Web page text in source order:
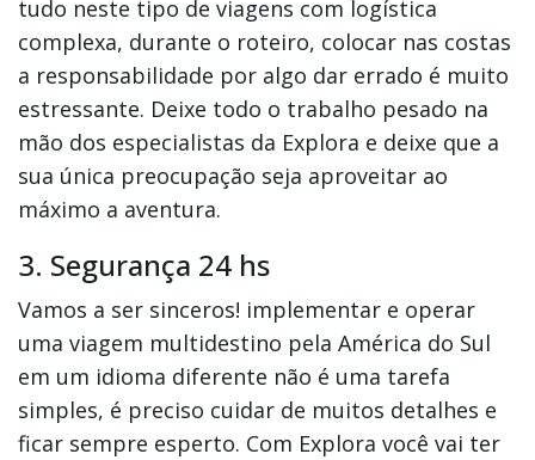
tudo neste tipo de viagens com logística
complexa, durante o roteiro, colocar nas costas
a responsabilidade por algo dar errado é muito
estressante. Deixe todo o trabalho pesado na
mão dos especialistas da Explora e deixe que a
sua única preocupação seja aproveitar ao
máximo a aventura.
3. Segurança 24 hs
Vamos a ser sinceros! implementar e operar
uma viagem multidestino pela América do Sul
em um idioma diferente não é uma tarefa
simples, é preciso cuidar de muitos detalhes e
ficar sempre esperto. Com Explora você vai ter